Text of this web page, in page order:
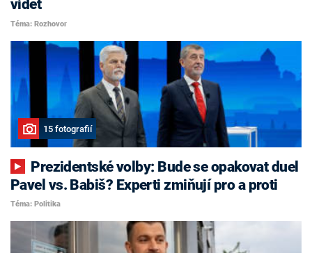
vidět
Téma: Rozhovor
15 fotografií
Pavel vs. Babiš? Experti zmiňují pro a proti
Téma: Politika